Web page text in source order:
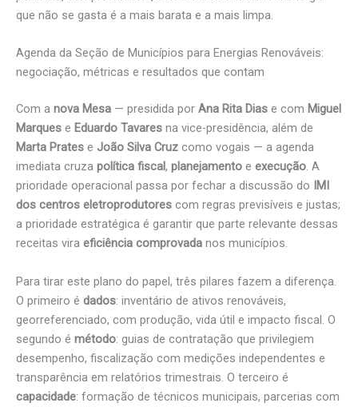
que não se gasta é a mais barata e a mais limpa.
Agenda da Seção de Municípios para Energias Renováveis:
negociação, métricas e resultados que contam
Com a nova Mesa — presidida por Ana Rita Dias e com Miguel
Marques e Eduardo Tavares na vice-presidência, além de
Marta Prates e João Silva Cruz como vogais — a agenda
imediata cruza política fiscal, planejamento e execução. A
prioridade operacional passa por fechar a discussão do IMI
dos centros eletroprodutores com regras previsíveis e justas;
a prioridade estratégica é garantir que parte relevante dessas
receitas vira eficiência comprovada nos municípios.
Para tirar este plano do papel, três pilares fazem a diferença.
O primeiro é dados: inventário de ativos renováveis,
georreferenciado, com produção, vida útil e impacto fiscal. O
segundo é método: guias de contratação que privilegiem
desempenho, fiscalização com medições independentes e
transparência em relatórios trimestrais. O terceiro é
capacidade: formação de técnicos municipais, parcerias com